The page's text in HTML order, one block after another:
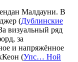
Малдауни. В
(Дублинские
визуальный ряд
за
и напряжённое
(Упс… Ной